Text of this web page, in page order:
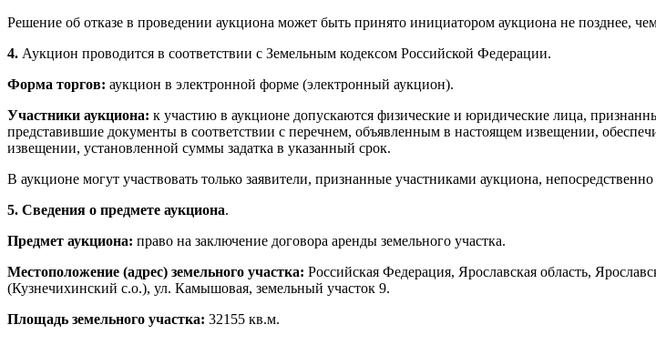
Решение об отказе в проведении аукциона может быть принято инициатором аукциона не позднее,
4. Аукцион проводится в соответствии с Земельным кодексом Российской Федерации.
Форма торгов: аукцион в электронной форме (электронный аукцион).
Участники аукциона: к участию в аукционе допускаются физические и юридические лица,
представившие документы в соответствии с перечнем, объявленным в настоящем извещении,
извещении, установленной суммы задатка в указанный срок.
В аукционе могут участвовать только заявители, признанные участниками аукциона,
5. Сведения о предмете аукциона.
Предмет аукциона: право на заключение договора аренды земельного участка.
Местоположение (адрес) земельного участка: Российская Федерация, Ярославская область,
(Кузнечихинский с.о.), ул. Камышовая, земельный участок 9.
Площадь земельного участка: 32155 кв.м.